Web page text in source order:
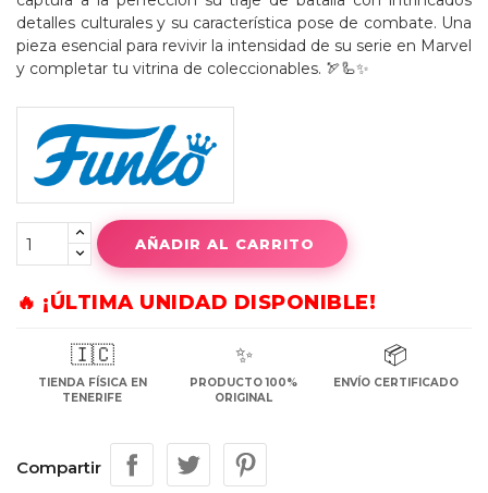
detalles culturales y su característica pose de combate. Una
pieza esencial para revivir la intensidad de su serie en Marvel
y completar tu vitrina de coleccionables. 🏹🦾✨
AÑADIR AL CARRITO
🔥 ¡ÚLTIMA UNIDAD DISPONIBLE!
🇮🇨
TIENDA FÍSICA EN
TENERIFE
✨
PRODUCTO 100%
ORIGINAL
📦
ENVÍO CERTIFICADO
Compartir